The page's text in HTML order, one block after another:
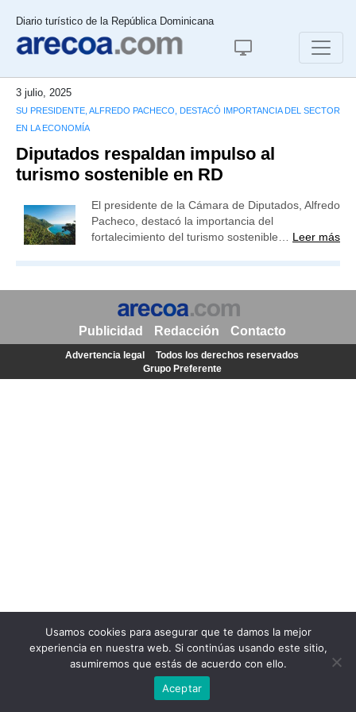
Diario turístico de la República Dominicana
3 julio, 2025
SU PRESIDENTE, ALFREDO PACHECO, DESTACÓ IMPORTANCIA DEL SECTOR
EN LA ECONOMÍA
Diputados respaldan impulso al
turismo sostenible en RD
El presidente de la Cámara de Diputados, Alfredo
Pacheco, destacó la importancia del
fortalecimiento del turismo sostenible… Leer más
Usamos cookies para asegurar que te damos la mejor
experiencia en nuestra web. Si continúas usando este sitio,
asumiremos que estás de acuerdo con ello.
Aceptar
Publicidad Redacción Contacto
Advertencia legal
Todos los derechos reservados
Grupo Preferente